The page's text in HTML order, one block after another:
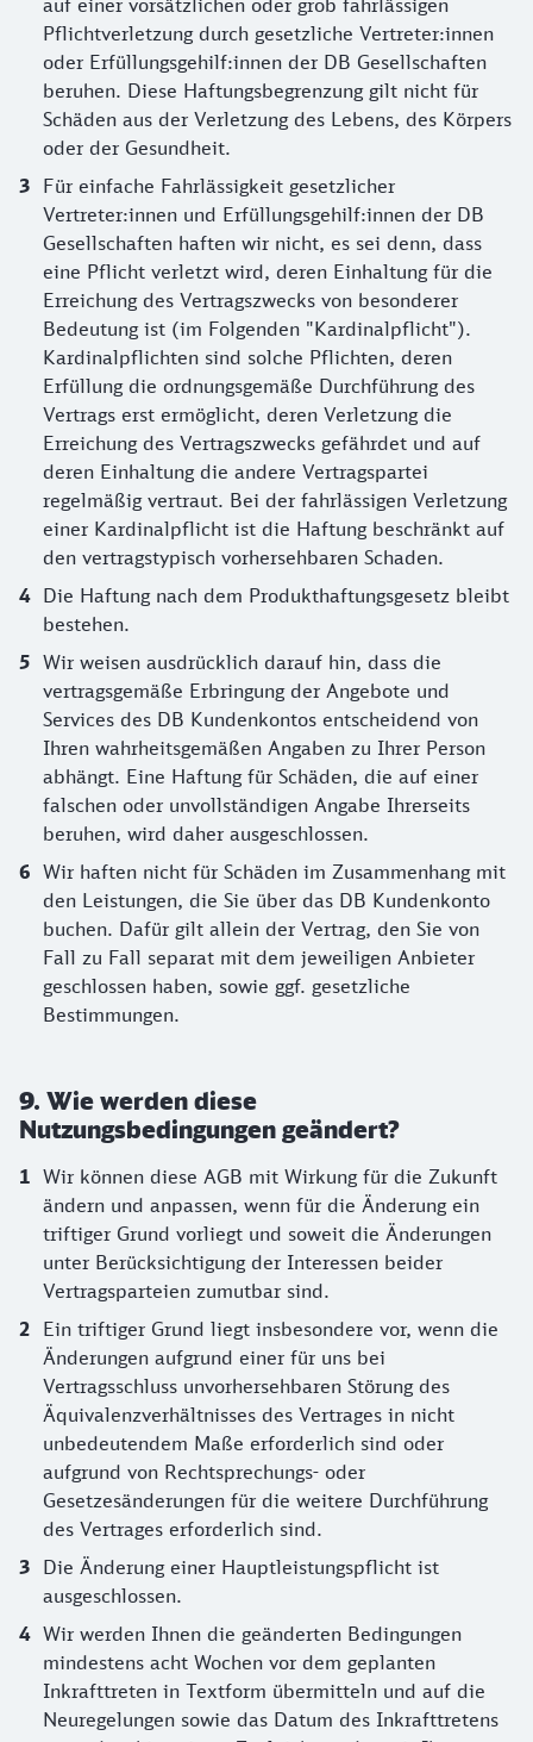
auf einer vorsätzlichen oder grob fahrlässigen
Pflichtverletzung durch gesetzliche Vertreter:innen
oder Erfüllungsgehilf:innen der DB Gesellschaften
beruhen. Diese Haftungsbegrenzung gilt nicht für
Schäden aus der Verletzung des Lebens, des Körpers
oder der Gesundheit.
Für einfache Fahrlässigkeit gesetzlicher
Vertreter:innen und Erfüllungsgehilf:innen der DB
Gesellschaften haften wir nicht, es sei denn, dass
eine Pflicht verletzt wird, deren Einhaltung für die
Erreichung des Vertragszwecks von besonderer
Bedeutung ist (im Folgenden "Kardinalpflicht").
Kardinalpflichten sind solche Pflichten, deren
Erfüllung die ordnungsgemäße Durchführung des
Vertrags erst ermöglicht, deren Verletzung die
Erreichung des Vertragszwecks gefährdet und auf
deren Einhaltung die andere Vertragspartei
regelmäßig vertraut. Bei der fahrlässigen Verletzung
einer Kardinalpflicht ist die Haftung beschränkt auf
den vertragstypisch vorhersehbaren Schaden.
Die Haftung nach dem Produkthaftungsgesetz bleibt
bestehen.
Wir weisen ausdrücklich darauf hin, dass die
vertragsgemäße Erbringung der Angebote und
Services des DB Kundenkontos entscheidend von
Ihren wahrheitsgemäßen Angaben zu Ihrer Person
abhängt. Eine Haftung für Schäden, die auf einer
falschen oder unvollständigen Angabe Ihrerseits
beruhen, wird daher ausgeschlossen.
Wir haften nicht für Schäden im Zusammenhang mit
den Leistungen, die Sie über das DB Kundenkonto
buchen. Dafür gilt allein der Vertrag, den Sie von
Fall zu Fall separat mit dem jeweiligen Anbieter
geschlossen haben, sowie ggf. gesetzliche
Bestimmungen.
9. Wie werden diese
Nutzungsbedingungen geändert?
Wir können diese AGB mit Wirkung für die Zukunft
ändern und anpassen, wenn für die Änderung ein
triftiger Grund vorliegt und soweit die Änderungen
unter Berücksichtigung der Interessen beider
Vertragsparteien zumutbar sind.
Ein triftiger Grund liegt insbesondere vor, wenn die
Änderungen aufgrund einer für uns bei
Vertragsschluss unvorhersehbaren Störung des
Äquivalenzverhältnisses des Vertrages in nicht
unbedeutendem Maße erforderlich sind oder
aufgrund von Rechtsprechungs- oder
Gesetzesänderungen für die weitere Durchführung
des Vertrages erforderlich sind.
Die Änderung einer Hauptleistungspflicht ist
ausgeschlossen.
Wir werden Ihnen die geänderten Bedingungen
mindestens acht Wochen vor dem geplanten
Inkrafttreten in Textform übermitteln und auf die
Neuregelungen sowie das Datum des Inkrafttretens